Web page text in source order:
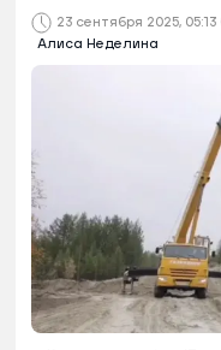
23 сентября 2025, 05:13
Алиса Неделина